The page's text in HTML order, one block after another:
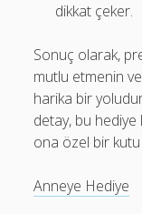
dikkat çeker.
Sonuç olarak,
mutlu etmenin
harika bir
detay, bu hediye
ona özel bir kutu
Anneye Hediye